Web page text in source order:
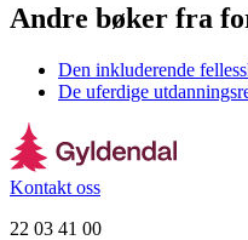
Andre bøker fra
Den inkluderende
De uferdige
Kontakt oss
22 03 41 00